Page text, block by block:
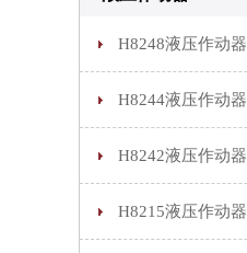
H8248液压作动器
H8244液压作动器
H8242液压作动器
H8215液压作动器